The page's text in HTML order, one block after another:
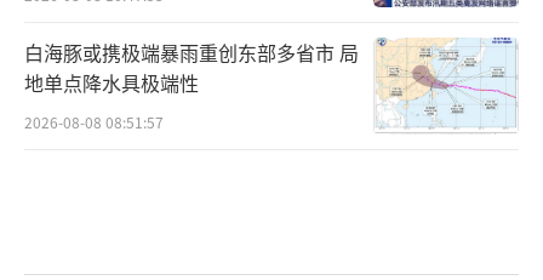
白海豚或携极端暴雨重创东部多省市 局
地单点降水具极端性
2026-08-08 08:51:57